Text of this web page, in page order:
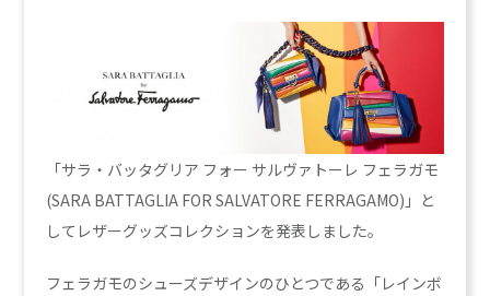
「サラ・バッタグリア フォー サルヴァトーレ フェラガモ
(SARA BATTAGLIA FOR SALVATORE FERRAGAMO)」と
してレザーグッズコレクションを発表しました。
フェラガモのシューズデザインのひとつである「レインボ